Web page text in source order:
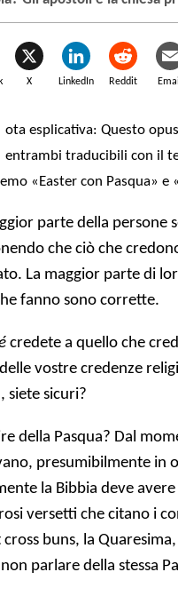
X LinkedIn Reddit Email
ota esplicativa: Questo
entrambi traducibili con il
«Easter con Pasqua» e
parte della persone
che ciò che
La maggior parte di
fanno sono corrette.
credete a quello che
vostre credenze
siete sicuri?
della Pasqua? Dal
presumibilmente in
la Bibbia deve
versetti che citano i
cross buns, la
parlare della stessa